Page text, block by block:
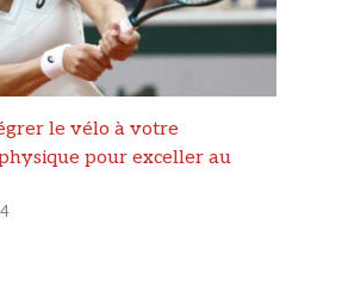
le vélo à votre
pour exceller au